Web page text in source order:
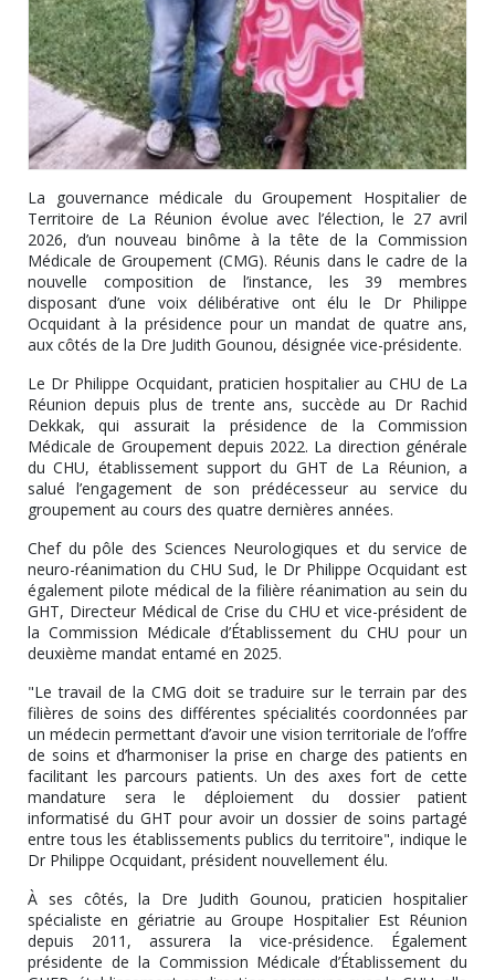
La gouvernance médicale du Groupement Hospitalier de
Territoire de La Réunion évolue avec l’élection, le 27 avril
2026, d’un nouveau binôme à la tête de la Commission
Médicale de Groupement (CMG). Réunis dans le cadre de la
nouvelle composition de l’instance, les 39 membres
disposant d’une voix délibérative ont élu le Dr Philippe
Ocquidant à la présidence pour un mandat de quatre ans,
aux côtés de la Dre Judith Gounou, désignée vice-présidente.
Le Dr Philippe Ocquidant, praticien hospitalier au CHU de La
Réunion depuis plus de trente ans, succède au Dr Rachid
Dekkak, qui assurait la présidence de la Commission
Médicale de Groupement depuis 2022. La direction générale
du CHU, établissement support du GHT de La Réunion, a
salué l’engagement de son prédécesseur au service du
groupement au cours des quatre dernières années.
Chef du pôle des Sciences Neurologiques et du service de
neuro-réanimation du CHU Sud, le Dr Philippe Ocquidant est
également pilote médical de la filière réanimation au sein du
GHT, Directeur Médical de Crise du CHU et vice-président de
la Commission Médicale d’Établissement du CHU pour un
deuxième mandat entamé en 2025.
"Le travail de la CMG doit se traduire sur le terrain par des
filières de soins des différentes spécialités coordonnées par
un médecin permettant d’avoir une vision territoriale de l’offre
de soins et d’harmoniser la prise en charge des patients en
facilitant les parcours patients. Un des axes fort de cette
mandature sera le déploiement du dossier patient
informatisé du GHT pour avoir un dossier de soins partagé
entre tous les établissements publics du territoire", indique le
Dr Philippe Ocquidant, président nouvellement élu.
À ses côtés, la Dre Judith Gounou, praticien hospitalier
spécialiste en gériatrie au Groupe Hospitalier Est Réunion
depuis 2011, assurera la vice-présidence. Également
présidente de la Commission Médicale d’Établissement du